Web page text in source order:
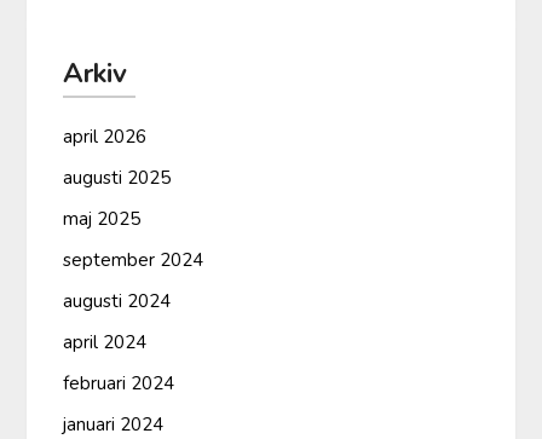
Arkiv
april 2026
augusti 2025
maj 2025
september 2024
augusti 2024
april 2024
februari 2024
januari 2024